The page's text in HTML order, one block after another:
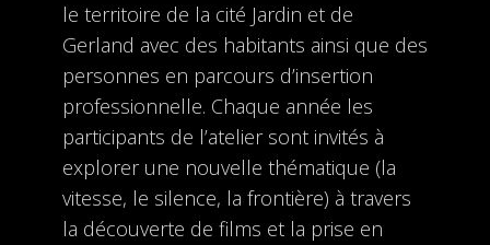
le territoire de la cité Jardin et de
Gerland avec des habitants ainsi que des
personnes en parcours d’insertion
professionnelle. Chaque année les
participants de l’atelier sont invités à
explorer une nouvelle thématique (la
vitesse, le silence, la frontière) à travers
la découverte de films et la prise en